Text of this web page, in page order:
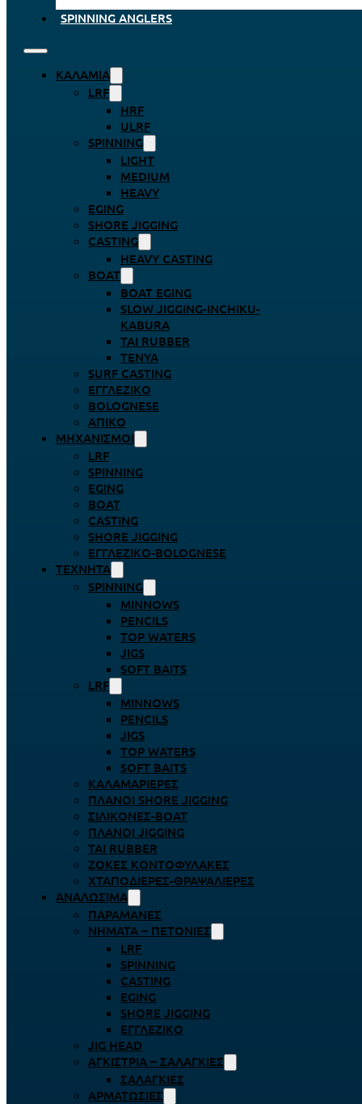
SPINNING ANGLERS
ΚΑΛΆΜΙΑ
LRF
HRF
ULRF
SPINNING
LIGHT
MEDIUM
HEAVY
EGING
SHORE JIGGING
CASTING
HEAVY CASTING
BOAT
BOAT EGING
SLOW JIGGING-INCHIKU-
KABURA
TAI RUBBER
TENYA
SURF CASTING
ΕΓΓΛΈΖΙΚΟ
BOLOGNESE
ΑΠΊΚΟ
ΜΗΧΑΝΙΣΜΟΊ
LRF
SPINNING
EGING
BOAT
CASTING
SHORE JIGGING
ΕΓΓΛΈΖΙΚΟ-BOLOGNESE
ΤΕΧΝΗΤΆ
SPINNING
MINNOWS
PENCILS
TOP WATERS
JIGS
SOFT BAITS
LRF
MINNOWS
PENCILS
JIGS
TOP WATERS
SOFT BAITS
ΚΑΛΑΜΑΡΙΈΡΕΣ
ΠΛΆΝΟΙ SHORE JIGGING
ΣΙΛΙΚΌΝΕΣ-BOAT
ΠΛΆΝΟΙ JIGGING
TAI RUBBER
ΖΌΚΕΣ ΚΟΝΤΟΦΎΛΑΚΕΣ
ΧΤΑΠΟΔΙΈΡΕΣ-ΘΡΑΨΑΛΙΈΡΕΣ
ΑΝΑΛΏΣΙΜΑ
ΠΑΡΑΜΆΝΕΣ
ΝΉΜΑΤΑ – ΠΕΤΟΝΙΈΣ
LRF
SPINNING
CASTING
EGING
SHORE JIGGING
ΕΓΓΛΈΖΙΚΟ
JIG HEAD
ΑΓΚΊΣΤΡΙΑ – ΣΑΛΑΓΚΙΈΣ
ΣΑΛΑΓΚΙΈΣ
ΑΡΜΑΤΩΣΙΈΣ